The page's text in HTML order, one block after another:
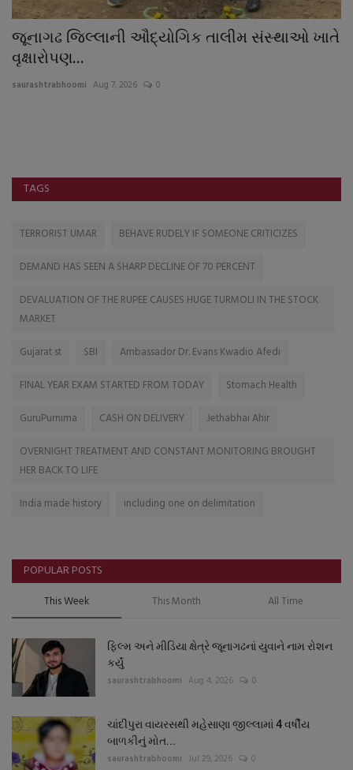
ખાતેવિસાવદરનાં નવી ચાવંડ ગામે વાડીનાં
જુગારધામ...
saurashtrabhoomi Aug 3, 2026
TAGS
TERRORIST UMAR
BEHAVE RUDELY IF SOMEONE CRITICIZES
DEMAND HAS SEEN A SHARP DECLINE OF 70 PERCENT
DEVALUATION OF THE RUPEE CAUSES HUGE TURMOLI IN THE STOCK
MARKET
Gujarat st
SBI
Ambassador Dr. Evans Kwadio Afedi
FINAL YEAR EXAM STARTED FROM TODAY
Stomach Health
GuruPurnima
CASH ON DELIVERY
Jethabhai Ahir
OVERNIGHT TREATMENT AND CONSTANT MONITORING BROUGHT
HER BACK TO LIFE
India made history
including one on delimitation
POPULAR POSTS
This Week This Month All Time
ફિલ્મ અને મીડિયા ક્ષેત્રે જૂનાગઢનાં યુવાને નામ રોશન
કર્યું
saurashtrabhoomi Aug 4, 2026 0
ચાંદીપુરા વાયરસથી મહેસાણા જીલ્લામાં 4 વર્ષીય
બાળકીનું મોત...
saurashtrabhoomi Jul 29, 2026 0